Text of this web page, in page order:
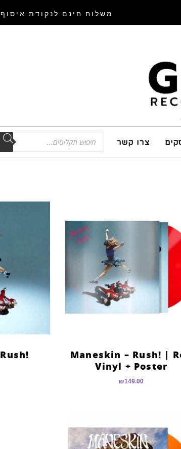
משלוח חינם לנקודת איסוף
צרו קשר
Maneskin – Rush! |
Vinyl + Poster
₪149.00
!Maneskin – Rush